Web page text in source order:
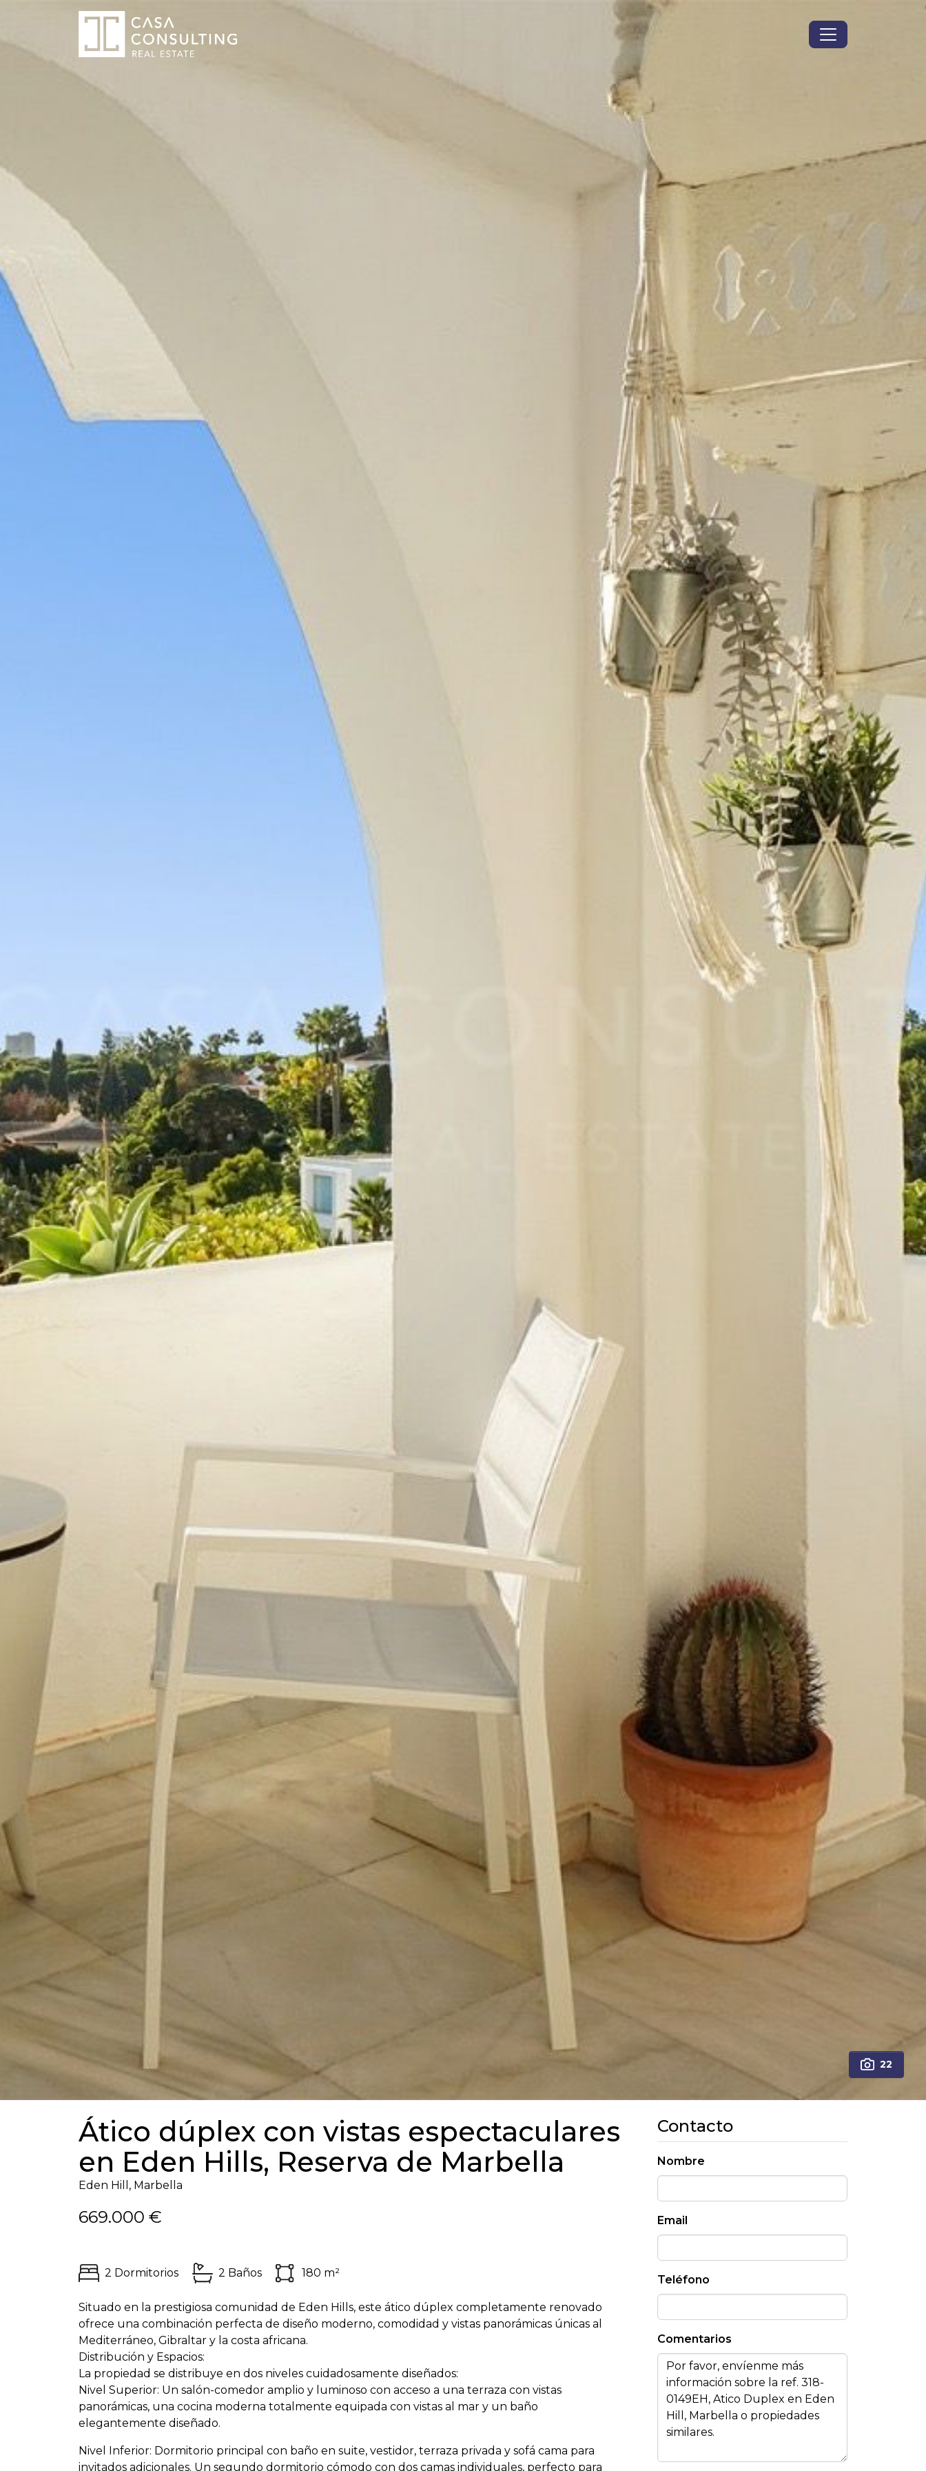
22
Ático dúplex con vistas espectaculares
en Eden Hills, Reserva de Marbella
Eden Hill, Marbella
669.000 €
2 Dormitorios 2 Baños 180 m²
Situado en la prestigiosa comunidad de Eden Hills, este ático dúplex completamente renovado
ofrece una combinación perfecta de diseño moderno, comodidad y vistas panorámicas únicas al
Mediterráneo, Gibraltar y la costa africana.
Distribución y Espacios:
La propiedad se distribuye en dos niveles cuidadosamente diseñados:
Nivel Superior: Un salón-comedor amplio y luminoso con acceso a una terraza con vistas
panorámicas, una cocina moderna totalmente equipada con vistas al mar y un baño
elegantemente diseñado.
Nivel Inferior: Dormitorio principal con baño en suite, vestidor, terraza privada y sofá cama para
invitados adicionales. Un segundo dormitorio cómodo con dos camas individuales, perfecto para
Contacto
Nombre
Email
Teléfono
Comentarios